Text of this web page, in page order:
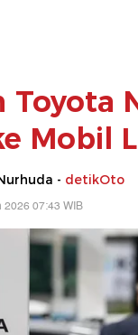
Toyota
Mobil
- detikOto
2026 07:43 WIB